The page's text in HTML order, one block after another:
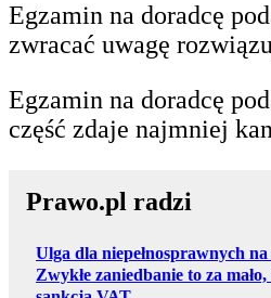
Egzamin na doradcę
zwracać uwagę
Egzamin na doradcę
część zdaje najmniej
Prawo.pl radzi
Ulga dla niepełnosprawnych
Zwykłe zaniedbanie to za